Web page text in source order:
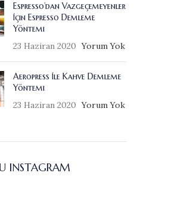
Espresso’dan Vazgeçemeyenler
İçin Espresso Demleme
Yöntemi
23 Haziran 2020 Yorum Yok
Aeropress İle Kahve Demleme
Yöntemi
23 Haziran 2020 Yorum Yok
INSTAGRAM